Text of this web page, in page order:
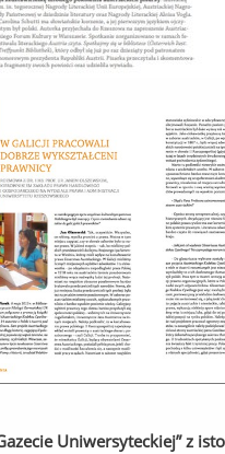
Uniwersyteckiej” z